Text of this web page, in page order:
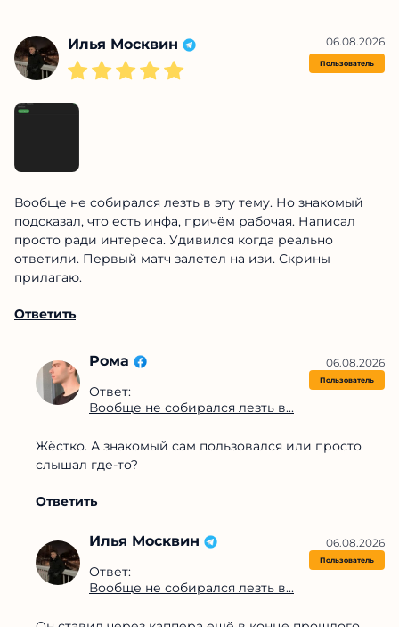
Илья Москвин
Пользователь
06.08.2026
Вообще не собирался лезть в эту тему. Но знакомый
подсказал, что есть инфа, причём рабочая. Написал
просто ради интереса. Удивился когда реально
ответили. Первый матч залетел на изи. Скрины
прилагаю.
Ответить
Рома
Пользователь
Ответ:
Вообще не собирался лезть в...
06.08.2026
Жёстко. А знакомый сам пользовался или просто
слышал где-то?
Ответить
Илья Москвин
Пользователь
Ответ:
Вообще не собирался лезть в...
06.08.2026